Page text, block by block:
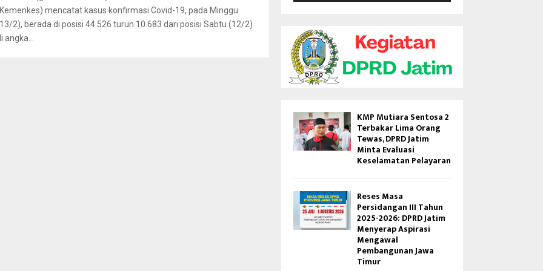
mencatat kasus konfirmasi Covid-19, pada Minggu
2), berada di posisi 44.526 turun 10.683 dari posisi Sabtu (12/2)
angka...
e
o
KMP Mutiara Sentosa 2
Terbakar Lima Orang
Tewas, DPRD Jatim
Minta Evaluasi
Keselamatan Pelayaran
Reses Masa
Persidangan III Tahun
2025-2026: DPRD Jatim
Menyerap Aspirasi
Mengawal
Pembangunan Jawa
Timur